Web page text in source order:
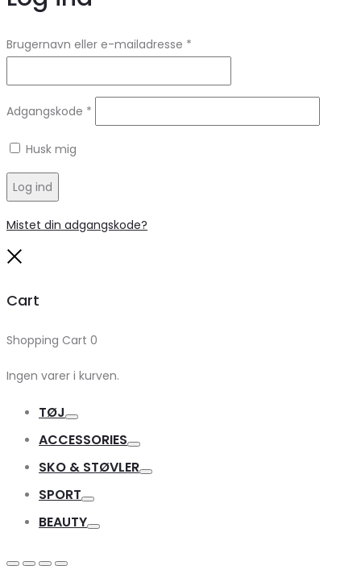
Brugernavn eller e-mailadresse *
Adgangskode *
Husk mig
Log ind
Mistet din adgangskode?
Cart
Shopping Cart 0
Ingen varer i kurven.
TØJ
ACCESSORIES
SKO & STØVLER
SPORT
BEAUTY